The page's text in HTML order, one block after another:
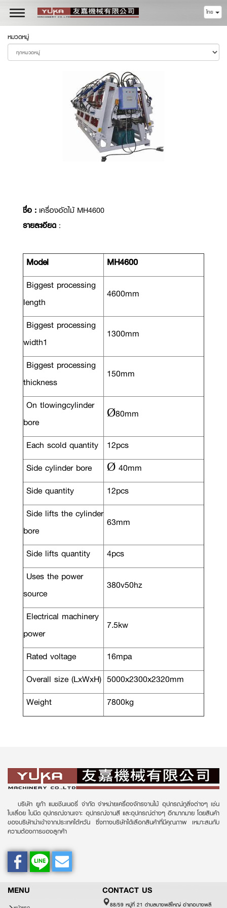
Toggle
navigation
ไทย
หมวดหมู่
ชื่อ : เครื่องอัดไม้ MH4600
รายละเอียด :
Model
MH4600
Biggest processing
length
4600mm
Biggest processing
width1
1300mm
Biggest processing
thickness
150mm
On tlowingcylinder
bore
Ø80mm
Each scold quantity
12pcs
Side cylinder bore
Ø 40mm
Side quantity
12pcs
Side lifts the cylinder
bore
63mm
Side lifts quantity
4pcs
Uses the power
source
380v50hz
Electrical machinery
power
7.5kw
Rated voltage
16mpa
Overall size (LxWxH) 5000x2300x2320mm
Weight
7800kg
บริษัท ยูก้า แมชชีนเนอรี่ จำกัด จำหน่ายเครื่องจักรงานไม้ อุปกรณ์ทูลิ่งต่างๆ เช่น
ใบเลื่อย ใบมีด อุปกรณ์งานเจาะ อุปกรณ์งานสี และอุปกรณ์ต่างๆ อีกมากมาย โดยสินค้า
ของบริษัทนำเข้าจากประเทศไต้หวัน ซึ่งทางบริษัทได้เลือกสินค้าที่มีคุณภาพ เหมาะสมกับ
ความต้องการของลูกค้า
MENU CONTACT US
88/59 หมู่ที่ 21 ตำบลบางพลีใหญ่ อำเภอบางพลี